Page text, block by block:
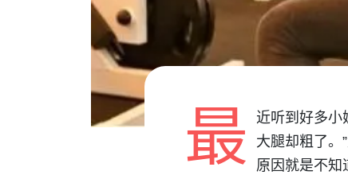
最 近听到好多小
大腿却粗了。
原因就是不知